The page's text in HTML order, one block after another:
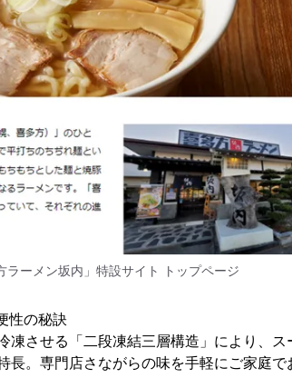
ラーメン坂内」特設サイト トップページ
性の秘訣
凍させる「二段凍結三層構造」により、ス
長。専門店さながらの味を手軽にご家庭で